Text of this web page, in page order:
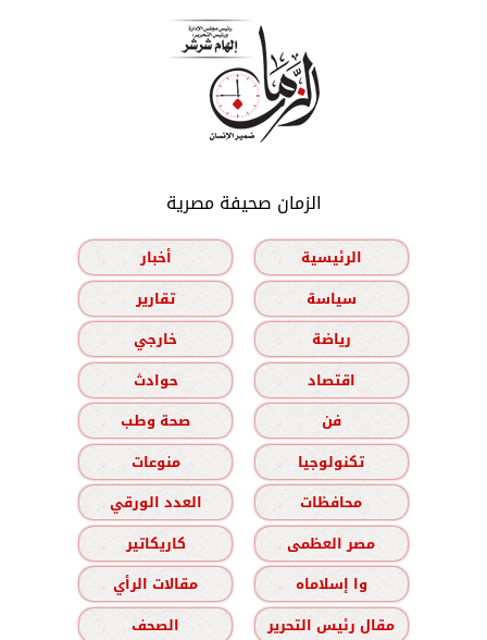
الزمان صحيفة مصرية
الرئيسية
أخبار
سياسة
تقارير
رياضة
خارجي
اقتصاد
حوادث
فن
صحة وطب
تكنولوجيا
منوعات
محافظات
العدد الورقي
مصر العظمى
كاريكاتير
وا إسلاماه
مقالات الرأي
مقال رئيس التحرير
الصحف